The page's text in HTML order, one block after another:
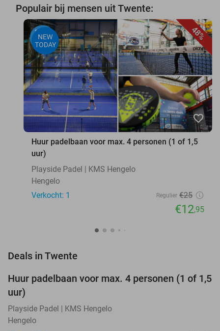
Populair bij mensen uit Twente:
48%
NEW
TODAY
favorite_border
Huur padelbaan voor max. 4 personen (1 of 1,5
uur)
Playside Padel | KMS Hengelo
Hengelo
Verkocht: 1
Regulier €25
€12,95
Deals in Twente
48%
NEW
TODAY
Huur padelbaan voor max. 4 personen (1 of 1,5
uur)
Playside Padel | KMS Hengelo
Hengelo